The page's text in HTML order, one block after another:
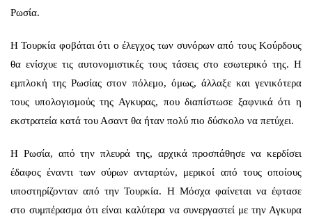
Ρωσία.
Η Τουρκία φοβάται ότι ο έλεγχος των συνόρων από τους Κούρδους
θα ενίσχυε τις αυτονομιστικές τους τάσεις στο εσωτερικό της. Η
εμπλοκή της Ρωσίας στον πόλεμο, όμως, άλλαξε και γενικότερα
τους υπολογισμούς της Αγκυρας, που διαπίστωσε ξαφνικά ότι η
εκστρατεία κατά του Ασαντ θα ήταν πολύ πιο δύσκολο να πετύχει.
Η Ρωσία, από την πλευρά της, αρχικά προσπάθησε να κερδίσει
έδαφος έναντι των σύρων ανταρτών, μερικοί από τους οποίους
υποστηρίζονταν από την Τουρκία. Η Μόσχα φαίνεται να έφτασε
στο συμπέρασμα ότι είναι καλύτερα να συνεργαστεί με την Αγκυρα